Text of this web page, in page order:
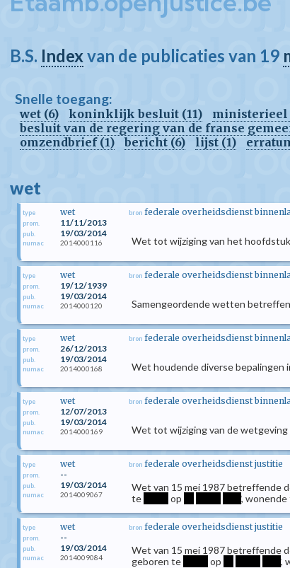
B.S. Indexvan de publicaties van 19
Snelle toegang:
wet (6) koninklijk besluit (11) ministerieel
besluit van de regering van de franse
omzendbrief (1)
bericht (6) lijst (1)
wet
type wet
prom. 11/11/2013
pub. 19/03/2014
numac 2014000116
bron federale overheidsdienst
Wet tot wijziging van het
type wet
prom. 19/12/1939
pub. 19/03/2014
numac 2014000120
bron federale overheidsdienst
Samengeordende wetten
type wet
prom. 26/12/2013
pub. 19/03/2014
numac 2014000168
bron federale overheidsdienst
Wet houdende diverse bepalingen
type wet
prom. 12/07/2013
pub. 19/03/2014
numac 2014000169
bron federale overheidsdienst
Wet tot wijziging van de
type wet
prom. --
pub. 19/03/2014
numac 2014009067
bron federale overheidsdienst justitie
Wet van 15 mei 1987 betreffende
te
op , wonende
type wet
prom. --
pub. 19/03/2014
numac 2014009084
bron federale overheidsdienst justitie
Wet van 15 mei 1987 betreffende
geboren te
op ,